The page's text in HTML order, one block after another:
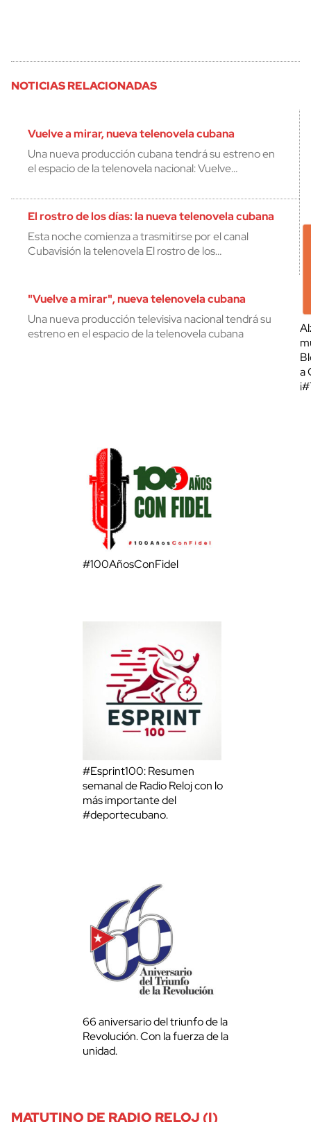
NOTICIAS RELACIONADAS
Vuelve a mirar, nueva telenovela cubana
Una nueva producción cubana tendrá su estreno en
el espacio de la telenovela nacional: Vuelve…
El rostro de los días: la nueva telenovela cubana
Esta noche comienza a trasmitirse por el canal
Cubavisión la telenovela El rostro de los…
"Vuelve a mirar", nueva telenovela cubana
Una nueva producción televisiva nacional tendrá su
estreno en el espacio de la telenovela cubana
a
#100AñosConFidel
#Esprint100: Resumen
semanal de Radio Reloj con lo
más importante del
#deportecubano.
66 aniversario del triunfo de la
Revolución. Con la fuerza de la
unidad.
MATUTINO DE RADIO RELOJ (I)